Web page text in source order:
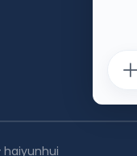
haiyunhui